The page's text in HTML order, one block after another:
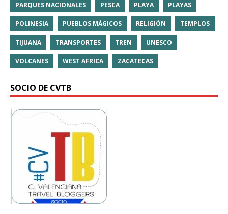
PARQUES NACIONALES PESCA PLAYA PLAYAS
POLINESIA PUEBLOS MÁGICOS RELIGIÓN TEMPLOS
TIJUANA TRANSPORTES TREN UNESCO
VOLCANES WEST AFRICA ZACATECAS
SOCIO DE CVTB